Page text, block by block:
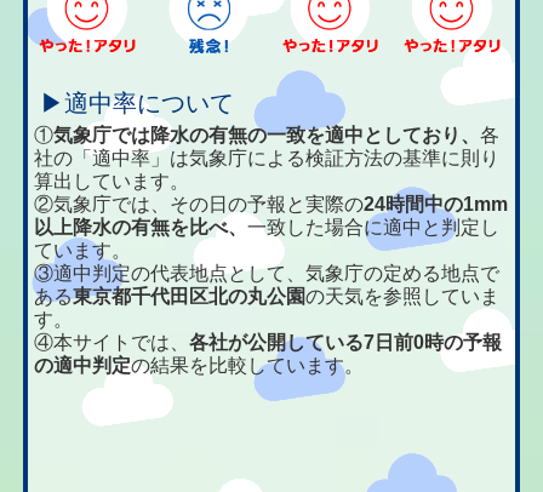
▶適中率について
①気象庁では降水の有無の一致を適中としており、各
社の「適中率」は気象庁による検証方法の基準に則り
算出しています。
②気象庁では、その日の予報と実際の24時間中の1mm
以上降水の有無を比べ、一致した場合に適中と判定し
ています。
③適中判定の代表地点として、気象庁の定める地点で
ある東京都千代田区北の丸公園の天気を参照していま
す。
④本サイトでは、各社が公開している7日前0時の予報
の適中判定の結果を比較しています。